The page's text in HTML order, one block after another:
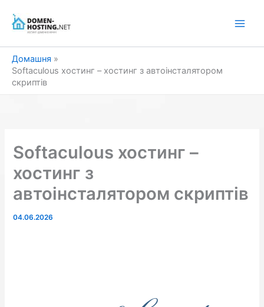
Домашня
Softaculous хостинг – хостинг з автоінсталятором
скриптів
Softaculous хостинг –
хостинг з
автоінсталятором скриптів
04.06.2026